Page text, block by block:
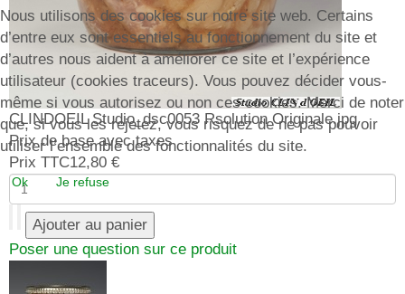
CLINDOEIL Studio_dsc0053 Rsolution Originale.jpg
Prix de base avec taxes
Prix TTC12,80 €
Poser une question sur ce produit
Nous utilisons des cookies sur notre site web. Certains
d’entre eux sont essentiels au fonctionnement du site et
d’autres nous aident à améliorer ce site et l’expérience
utilisateur (cookies traceurs). Vous pouvez décider vous-
même si vous autorisez ou non ces cookies. Merci de noter
que, si vous les rejetez, vous risquez de ne pas pouvoir
utiliser l’ensemble des fonctionnalités du site.
Ok Je refuse